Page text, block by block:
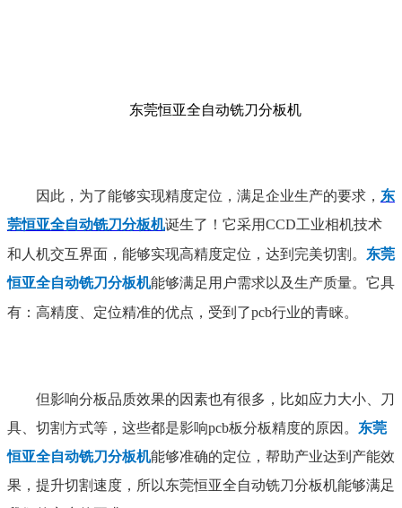
东莞恒亚全自动铣刀分板机
因此，为了能够实现精度定位， 满足企业生产的要求， 东
莞恒亚全自动铣刀分板机诞生了！它采用CCD工业相机技术
和人机交互界面，能够实现高精度定位，达到完美切割。 东莞
恒亚全自动铣刀分板机能够满足用户需求以及生产质量。它具
有：高精度、定位精准的优点，受到了pcb行业的青睐。
但影响分板品质效果的因素也有很多， 比如应力大小、刀
具、切割方式等， 这些都是影响pcb板分板精度的原因。 东莞
恒亚全自动铣刀分板机能够准确的定位，帮助产业达到产能效
果，提升切割速度，所以东莞恒亚全自动铣刀分板机能够满足